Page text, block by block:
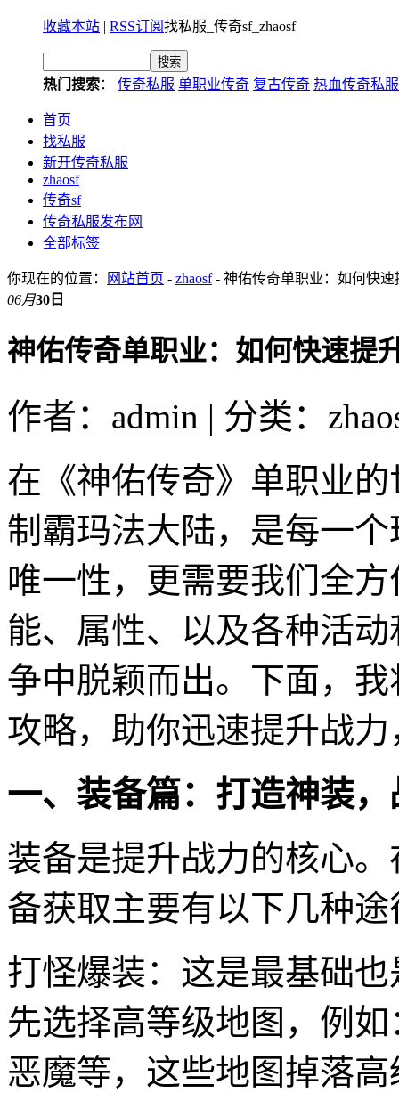
收藏本站 | RSS订阅找私服_传奇sf_zhaosf
热门搜索： 传奇私服 单职业传奇 复古传奇 热血传奇私服
首页
找私服
新开传奇私服
zhaosf
传奇sf
传奇私服发布网
全部标签
你现在的位置： 网站首页 - zhaosf- 神佑传奇单职业：如何快
06月30日
神佑传奇单职业：如何快速提
作者：admin | 分类：
在《神佑传奇》单职业
制霸玛法大陆，是每一
唯一性，更需要我们全
能、属性、以及各种活
争中脱颖而出。下面，
攻略，助你迅速提升战
一、装备篇：打造神装
装备是提升战力的核心
备获取主要有以下几种途
打怪爆装：这是最基础
先选择高等级地图，例
恶魔等，这些地图掉落